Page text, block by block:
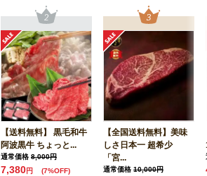
【送料無料】 黒毛和牛
阿波黒牛 ちょっと...
通常価格 8,000円
7,380円 (7%OFF)
【全国送料無料】美味
しさ日本一 超希少
「宮...
通常価格 10,000円